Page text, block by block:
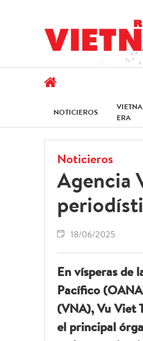
NOTICIEROS
ERA
Noticieros
Agencia
18/06/2025
En vísperas de
Pacífico
(VNA), Vu Viet
el principal